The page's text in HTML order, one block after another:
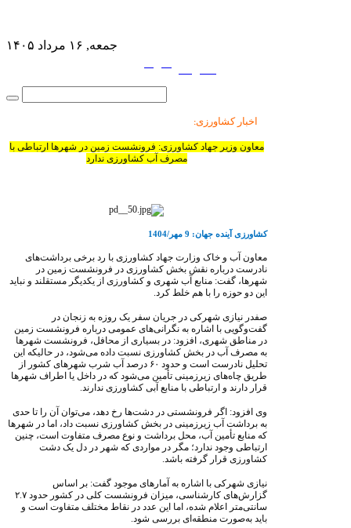
جمعه, ۱۶ مرداد ۱۴۰۵
اخبار کشاورزی:
معاون وزیر جهاد کشاورزی: فرونشست زمین در شهرها ارتباطی با
مصرف آب کشاورزی ندارد
کشاورزی آینده جهان: 9 مهر/1404
معاون آب و خاک وزارت جهاد کشاورزی با رد برخی برداشت‌های
نادرست درباره نقش بخش کشاورزی در فرونشست زمین در
شهرها، گفت: منابع آب شهری و کشاورزی از یکدیگر مستقلند و نباید
این دو حوزه را با هم خلط کرد.
صفدر نیازی شهرکی در جریان سفر یک روزه به زنجان در
گفت‌وگویی با اشاره به نگرانی‌های عمومی درباره فرونشست زمین
در مناطق شهری، افزود: در بسیاری از محافل، فرونشست شهرها
به مصرف آب در بخش کشاورزی نسبت داده می‌شود، در حالیکه این
تحلیل نادرست است و حدود ۶۰ درصد آب شرب شهرهای کشور از
طریق چاه‌های زیرزمینی تأمین می‌شود که در داخل یا اطراف شهرها
قرار دارند و ارتباطی با منابع آبی کشاورزی ندارند.
وی افزود: اگر فرونشستی در دشت‌ها رخ دهد، می‌توان آن را تا حدی
به برداشت آب زیرزمینی در بخش کشاورزی نسبت داد، اما در شهرها
که منابع تأمین آب، محل برداشت و نوع مصرف متفاوت است، چنین
ارتباطی وجود ندارد؛ مگر در مواردی که شهر در دل یک دشت
کشاورزی قرار گرفته باشد.
نیازی شهرکی با اشاره به آمارهای موجود گفت: بر اساس
گزارش‌های کارشناسی، میزان فرونشست کلی در کشور حدود ۲.۷
سانتی‌متر اعلام شده، اما این عدد در نقاط مختلف متفاوت است و
باید به‌صورت منطقه‌ای بررسی شود.